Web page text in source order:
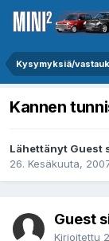
Kysymyksiä/
Kannen
Lähettänyt Guest
26. Kesäkuuta,
Guest
Kirjoitettu